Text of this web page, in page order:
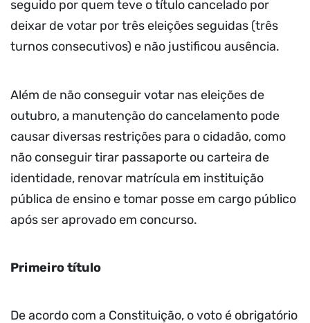
seguido por quem teve o título cancelado por
deixar de votar por três eleições seguidas (três
turnos consecutivos) e não justificou ausência.
Além de não conseguir votar nas eleições de
outubro, a manutenção do cancelamento pode
causar diversas restrições para o cidadão, como
não conseguir tirar passaporte ou carteira de
identidade, renovar matrícula em instituição
pública de ensino e tomar posse em cargo público
após ser aprovado em concurso.
Primeiro título
De acordo com a Constituição, o voto é obrigatório